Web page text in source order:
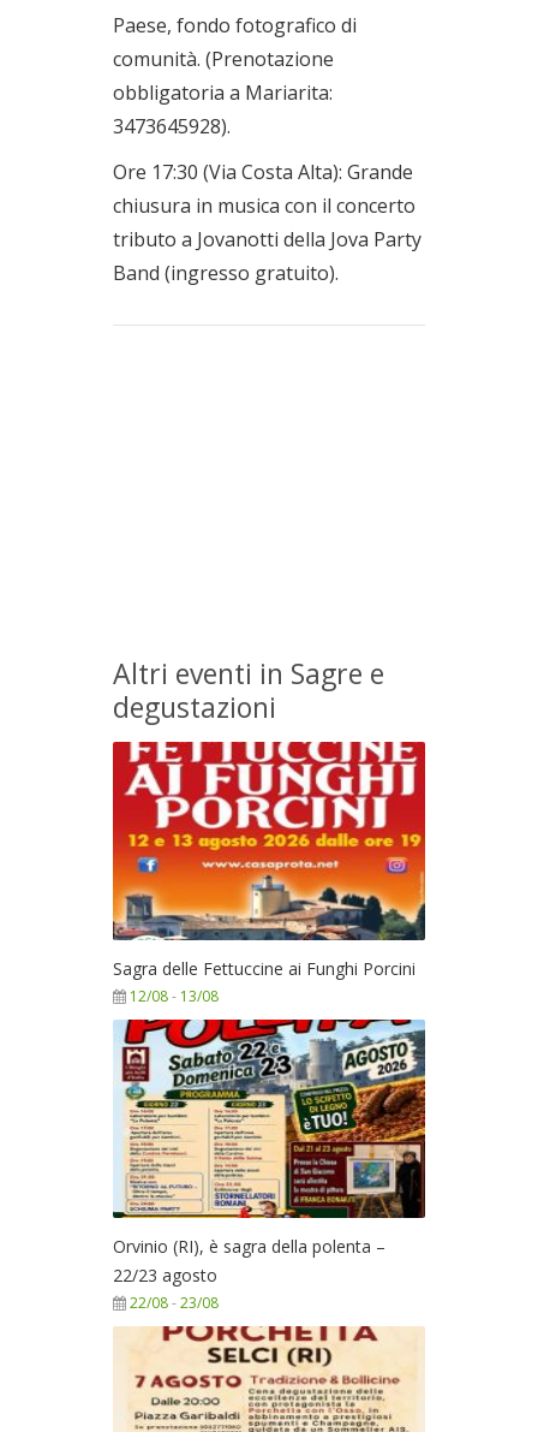
Paese, fondo fotografico di
comunità. (Prenotazione
obbligatoria a Mariarita:
3473645928).
Ore 17:30 (Via Costa Alta): Grande
chiusura in musica con il concerto
tributo a Jovanotti della Jova Party
Band (ingresso gratuito).
Altri eventi in Sagre e
degustazioni
Sagra delle Fettuccine ai Funghi Porcini
12/08- 13/08
Orvinio (RI), è sagra della polenta –
22/23 agosto
22/08-23/08